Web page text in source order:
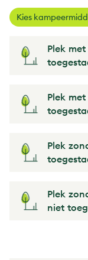
Kies
Plek
Plek
Plek
Plek
niet